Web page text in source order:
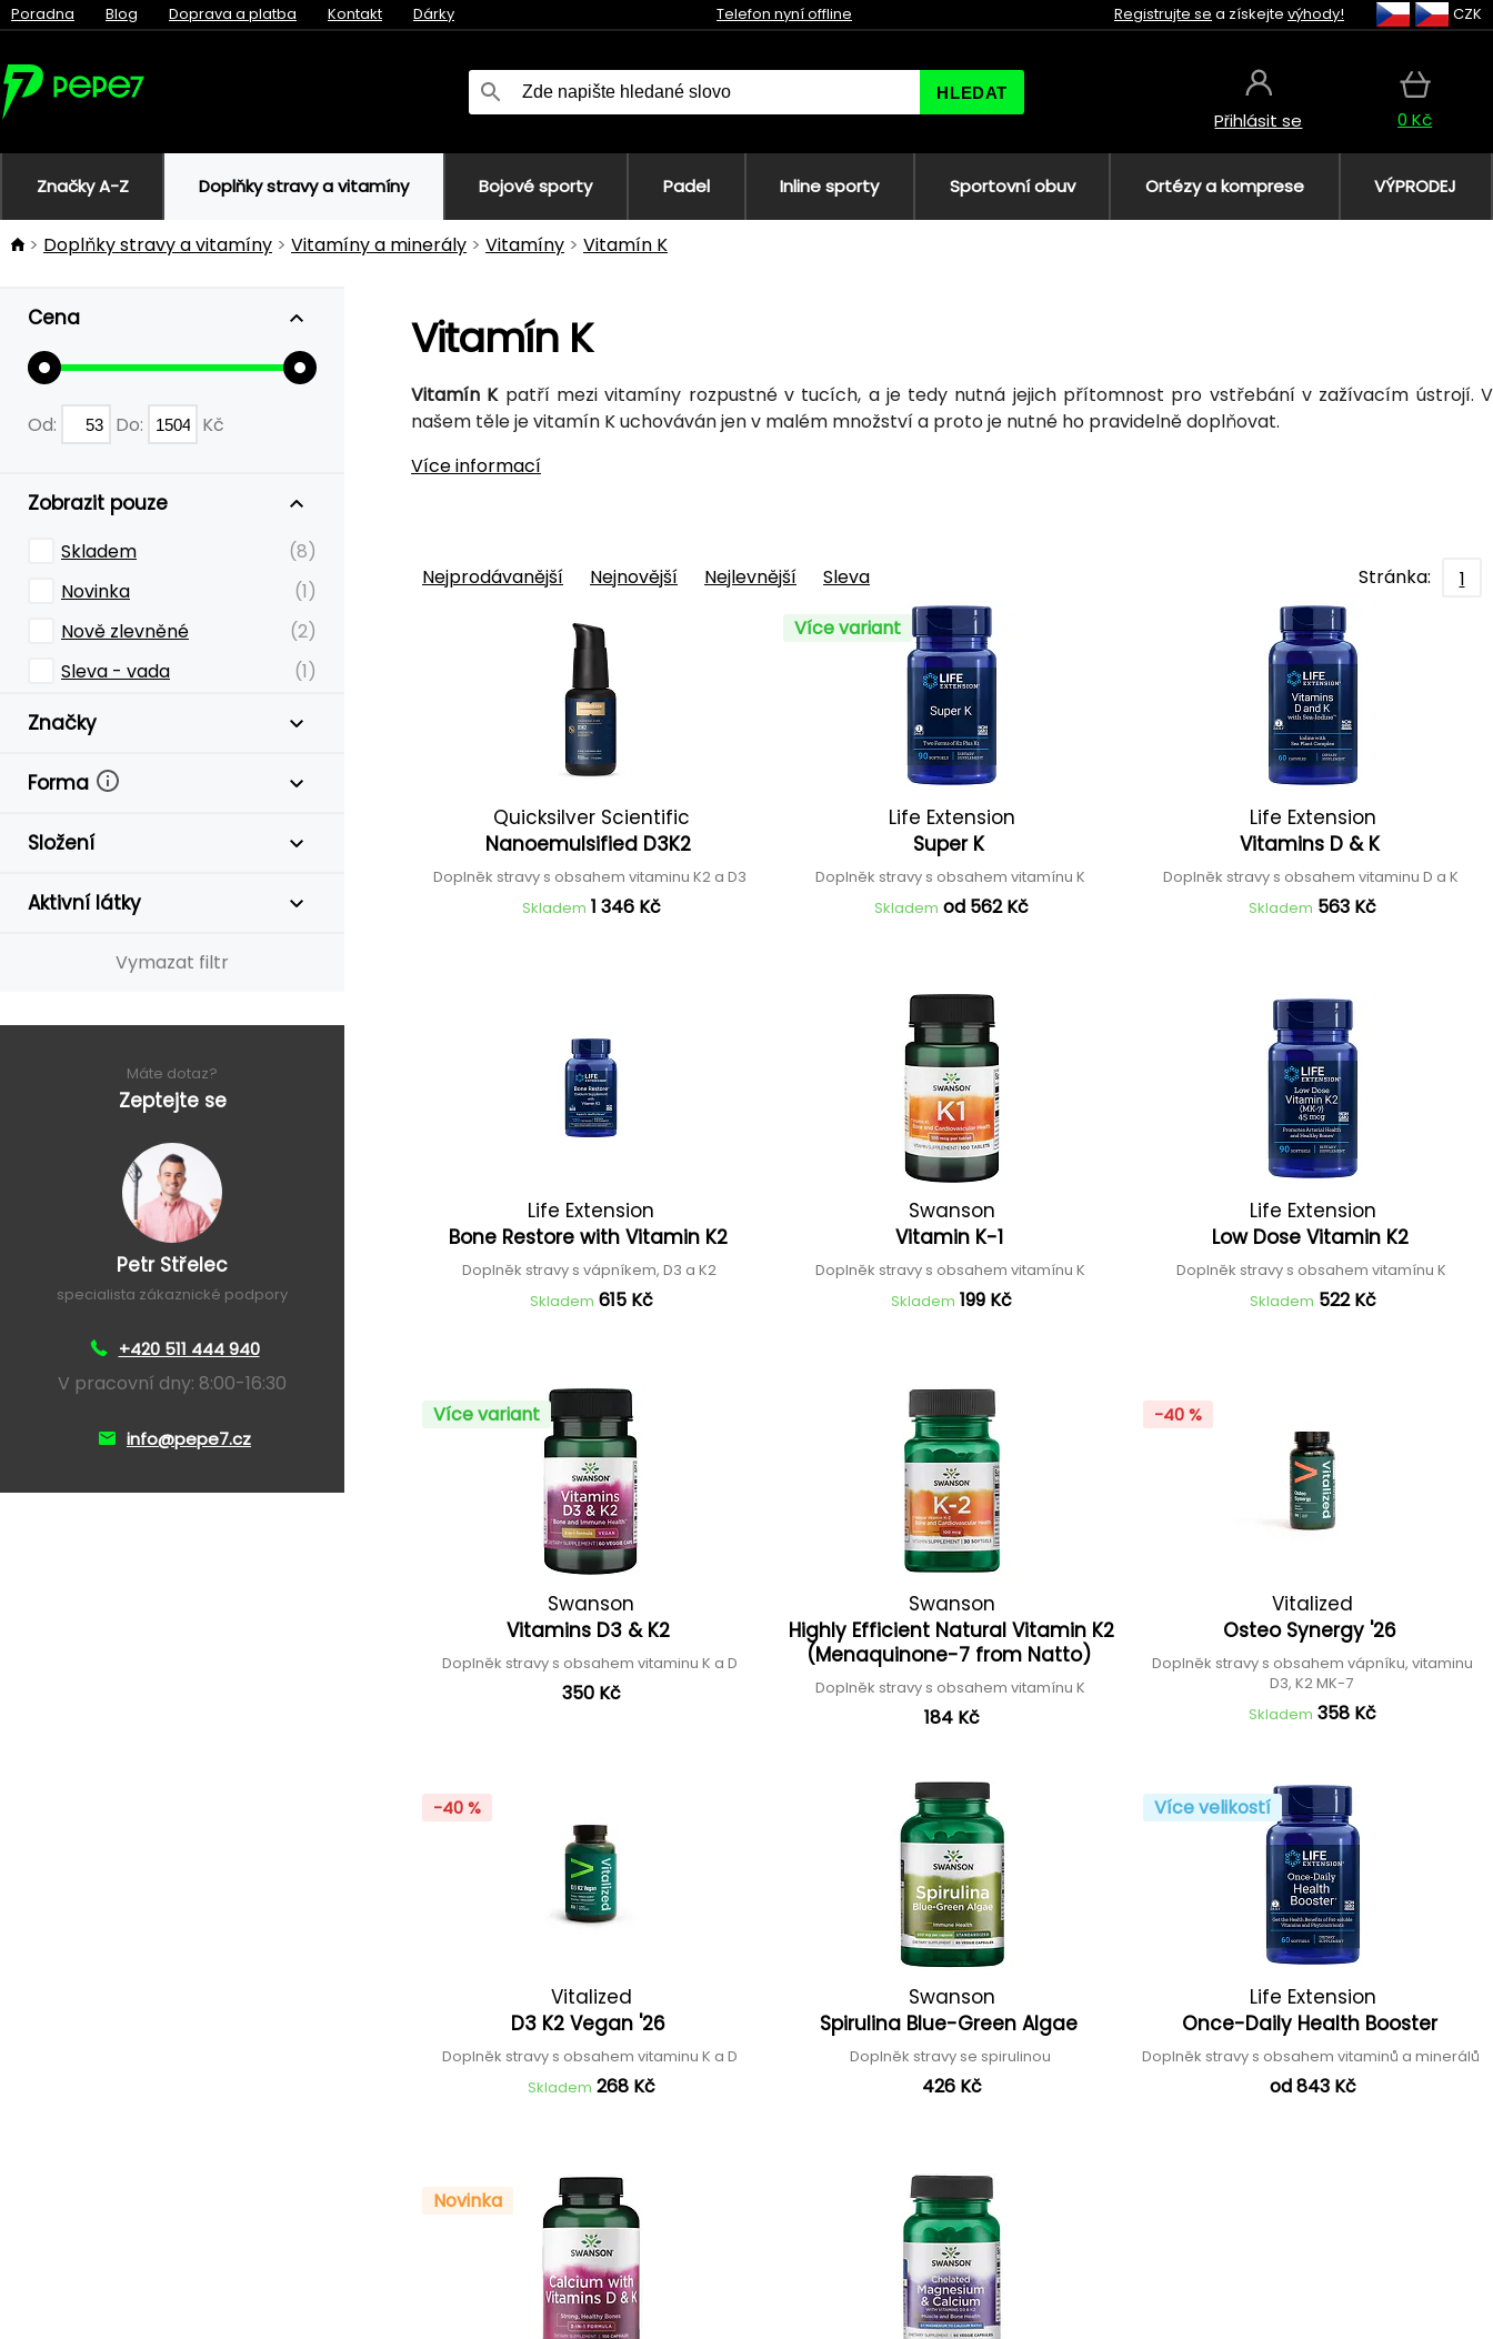
Poradna Blog Doprava a platba Kontakt Dárky Telefon nyní offline Registrujte se a získejte výhody! CZK
HLEDAT
Přihlásit se 0 Kč
Značky A-Z Doplňky stravy a vitamíny Bojové sporty Padel Inline sporty Sportovní obuv Ortézy a komprese VÝPRODEJ
Doplňky stravy a vitamíny Vitamíny a minerály Vitamíny Vitamín K
Cena
Od: Do: Kč
Zobrazit pouze
Skladem
(8)
Novinka
(1)
Nově zlevněné
(2)
Sleva - vada
(1)
Značky
Forma
Složení
Aktivní látky
Vymazat filtr
Máte dotaz?
Zeptejte se
Petr Střelec
specialista zákaznické podpory
+420 511 444 940
V pracovní dny: 8:00-16:30
info@pepe7.cz
Vitamín K
Vitamín Kpatří mezi vitamíny rozpustné v tucích, a je tedy nutná jejich přítomnost pro vstřebání v zažívacím ústrojí. V
našem těle je vitamín K uchováván jen v malém množství a proto je nutné ho pravidelně doplňovat.
Více informací
Nejprodávanější Nejnovější Nejlevnější Sleva Stránka: 1
Quicksilver Scientific
Nanoemulsified D3K2
Doplněk stravy s obsahem vitaminu K2 a D3
Skladem 1 346 Kč
Více variant
Life Extension
Super K
Doplněk stravy s obsahem vitamínu K
Skladem od 562 Kč
Life Extension
Vitamins D & K
Doplněk stravy s obsahem vitaminu D a K
Skladem 563 Kč
Life Extension
Bone Restore with Vitamin K2
Doplněk stravy s vápníkem, D3 a K2
Skladem 615 Kč
Swanson
Vitamin K-1
Doplněk stravy s obsahem vitamínu K
Skladem 199 Kč
Life Extension
Low Dose Vitamin K2
Doplněk stravy s obsahem vitamínu K
Skladem 522 Kč
Více variant
Swanson
Vitamins D3 & K2
Doplněk stravy s obsahem vitaminu K a D
350 Kč
Swanson
Highly Efficient Natural Vitamin K2
(Menaquinone-7 from Natto)
Doplněk stravy s obsahem vitamínu K
184 Kč
-40 %
Vitalized
Osteo Synergy '26
Doplněk stravy s obsahem vápníku, vitaminu
D3, K2 MK-7
Skladem 358 Kč
-40 %
Vitalized
D3 K2 Vegan '26
Doplněk stravy s obsahem vitaminu K a D
Skladem 268 Kč
Swanson
Spirulina Blue-Green Algae
Doplněk stravy se spirulinou
426 Kč
Více velikostí
Life Extension
Once-Daily Health Booster
Doplněk stravy s obsahem vitaminů a minerálů
od 843 Kč
Novinka